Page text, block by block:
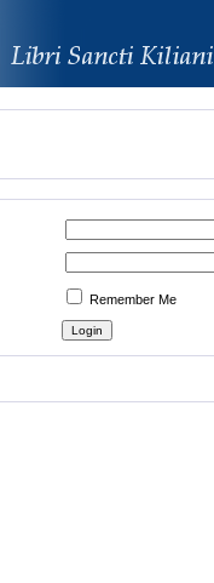
Remember Me